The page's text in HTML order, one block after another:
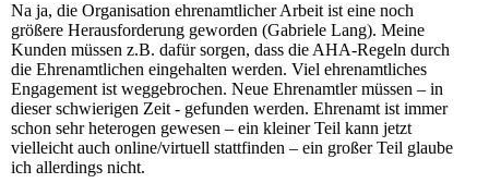
Na ja, die Organisation ehrenamtlicher Arbeit ist eine noch
größere Herausforderung geworden (Gabriele Lang). Meine
Kunden müssen z.B. dafür sorgen, dass die AHA-Regeln durch
die Ehrenamtlichen eingehalten werden. Viel ehrenamtliches
Engagement ist weggebrochen. Neue Ehrenamtler müssen – in
dieser schwierigen Zeit - gefunden werden. Ehrenamt ist immer
schon sehr heterogen gewesen – ein kleiner Teil kann jetzt
vielleicht auch online/virtuell stattfinden – ein großer Teil glaube
ich allerdings nicht.